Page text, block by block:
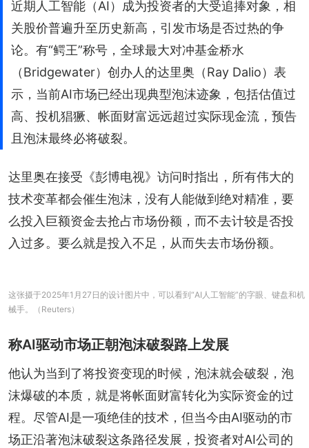
近期人工智能（AI）成为投资者的大受追捧对象，相
关股价普遍升至历史新高，引发市场是否过热的争
论。有“鳄王”称号，全球最大对冲基金桥水
（Bridgewater）创办人的达里奥（Ray Dalio）表
示，当前AI市场已经出现典型泡沫迹象，包括估值过
高、投机猖獗、帐面财富远远超过实际现金流，预告
且泡沫最终必将破裂。
达里奥在接受《彭博电视》访问时指出，所有伟大的
技术变革都会催生泡沫，没有人能做到绝对精准，要
么投入巨额资金去抢占市场份额，而不去计较是否投
入过多。要么就是投入不足，从而失去市场份额。
这张摄于2025年1月27日的设计图片中，可以看到“AI人工智能”的字眼、键盘和机
械手。（Reuters）
称AI驱动市场正朝泡沫破裂路上发展
他认为当到了将投资变现的时候，泡沫就会破裂，泡
沫爆破的本质，就是将帐面财富转化为实际资金的过
程。尽管AI是一项绝佳的技术，但当今由AI驱动的市
场正沿著泡沫破裂这条路径发展，投资者对AI公司的